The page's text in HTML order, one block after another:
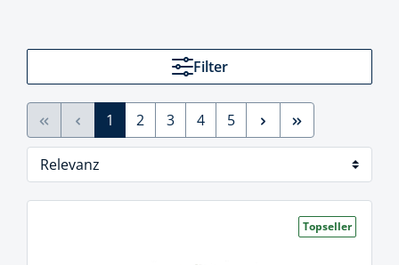
Filter
1 2 3 4 5
Topseller